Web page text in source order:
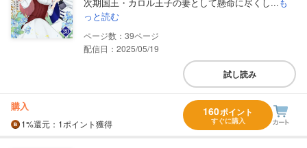
っと読む
39
配信日：2025/05/19
試し読み
購入
1%還元 ：1ポイント獲得
160ポイント
すぐに購入